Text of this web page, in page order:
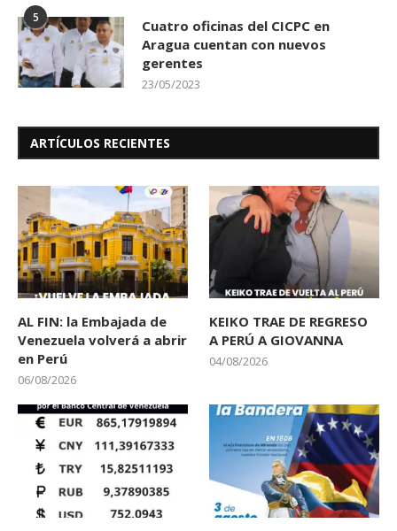
5
Cuatro oficinas del CICPC en
Aragua cuentan con nuevos
gerentes
23/05/2023
ARTÍCULOS RECIENTES
AL FIN: la Embajada de
Venezuela volverá a abrir
en Perú
06/08/2026
KEIKO TRAE DE REGRESO
A PERÚ A GIOVANNA
04/08/2026